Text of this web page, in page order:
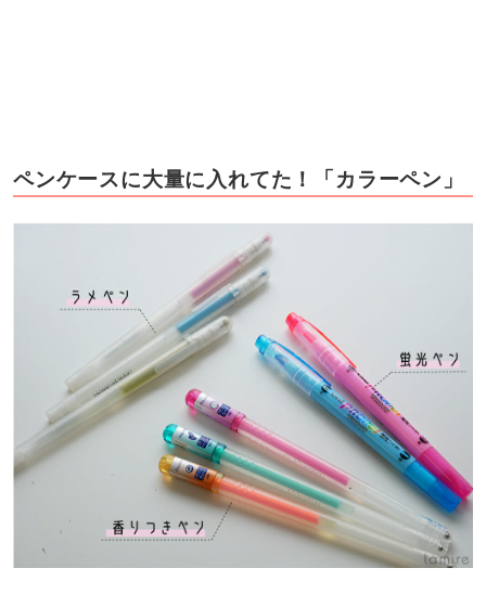
ペンケースに大量に入れてた！「カラーペン」